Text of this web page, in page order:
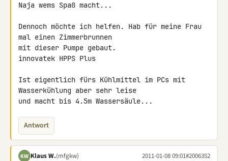
Naja wems Spaß macht...
Dennoch möchte ich helfen. Hab für meine Frau
mal einen Zimmerbrunnen
mit dieser Pumpe gebaut.
innovatek HPPS Plus
Ist eigentlich fürs Kühlmittel im PCs mit
Wasserkühlung aber sehr leise
und macht bis 4.5m Wassersäule...
Antwort
KW Klaus W.(mfgkw) 2011-01-08 09:01#2006352